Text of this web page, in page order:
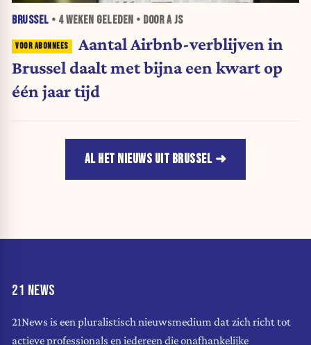
BRUSSEL • 4 WEKEN GELEDEN • DOOR A JS
Aantal Airbnb-verblijven in
Brussel daalt met bijna een kwart op
één jaar tijd
AL HET NIEUWS UIT BRUSSEL
21 NEWS
21News is een pluralistisch nieuwsmedium dat zich richt tot
actieve professionals en iedereen die onafhankelijke